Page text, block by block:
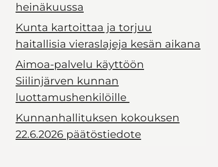
heinäkuussa
Kunta kartoittaa ja torjuu
haitallisia vieraslajeja kesän aikana
Aimoa-palvelu käyttöön
Siilinjärven kunnan
luottamushenkilöille
Kunnanhallituksen kokouksen
22.6.2026 päätöstiedote